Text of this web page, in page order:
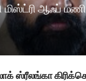
மிஸ்ட்ரி ஆஃப்
ஸ்ரீலங்கா